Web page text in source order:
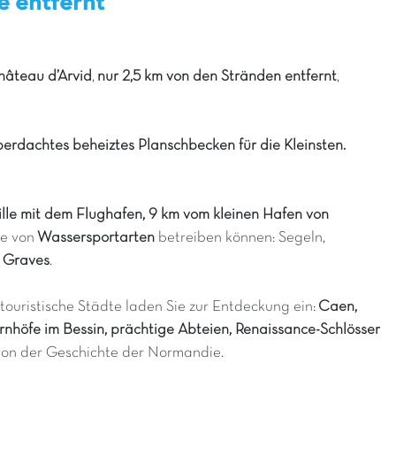
d’Arvid, nur 2,5 km von den Stränden entfernt,
beheiztes Planschbecken für die Kleinsten.
mit dem Flughafen, 9 km vom kleinen Hafen von
von Wassersportarten betreiben können: Segeln,
.
Städte laden Sie zur Entdeckung ein: Caen,
im Bessin, prächtige Abteien, Renaissance-Schlösser
der Geschichte der Normandie.